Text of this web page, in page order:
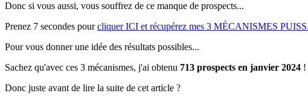
Donc si vous aussi, vous souffrez de ce manque de prospects...
Prenez 7 secondes pourcliquer ICI et récupérez mes 3 MÉCANISMES
Pour vous donner une idée des résultats possibles...
Sachez qu'avec ces 3 mécanismes, j'ai obtenu 713 prospects en janvier 2024 !
Donc juste avant de lire la suite de cet article ?